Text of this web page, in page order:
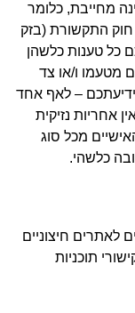
מחייבת, כלומר
התקשורת (בזק
לא יהיו לכם כל טענות כלשהן
מטעמו ו/או צד
– לאף אחד
אחריות נזיקית
מכל סוג
כלשהי.
לאתרים חיצוניים
תוכניות